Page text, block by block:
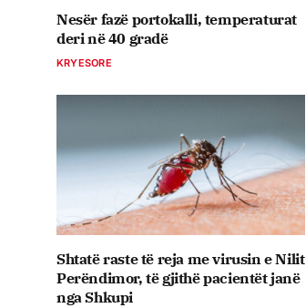
Nesër fazë portokalli, temperaturat
deri në 40 gradë
KRYESORE
Shtatë raste të reja me virusin e Nilit
Perëndimor, të gjithë pacientët janë
nga Shkupi